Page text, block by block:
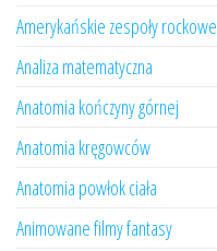
Amerykańskie zespoły rockowe
Analiza matematyczna
Anatomia kończyny górnej
Anatomia kręgowców
Anatomia powłok ciała
Animowane filmy fantasy